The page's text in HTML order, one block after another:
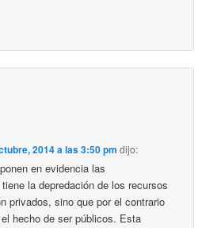
2014 a las 3:50 pm dijo:
en evidencia las
la depredación de los recursos
privados, sino que por el contrario
hecho de ser públicos. Esta